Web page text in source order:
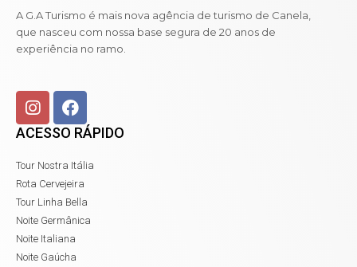
A G.A Turismo é mais nova agência de turismo de Canela,
que nasceu com nossa base segura de 20 anos de
experiência no ramo.
ACESSO RÁPIDO
Tour Nostra Itália
Rota Cervejeira
Tour Linha Bella
Noite Germânica
Noite Italiana
Noite Gaúcha